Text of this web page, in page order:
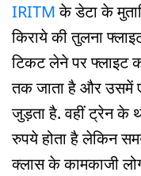
IRITMके डेटा के
किराये की तुलना
टिकट लेने पर फ्लाइट
तक जाता है और उसमें
जुड़ता है. वहीं ट्रेन के
रुपये होता है लेकिन
क्लास के कामकाजी